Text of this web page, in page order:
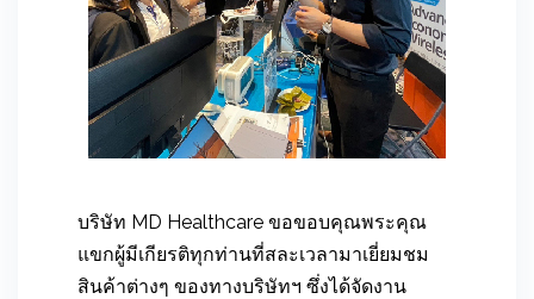
บริษัท MD Healthcare ขอขอบคุณพระคุณ
แขกผู้มีเกียรติทุกท่านที่สละเวลามาเยี่ยมชม
สินค้าต่างๆ ของทางบริษัทฯ ซึ่งได้จัดงาน